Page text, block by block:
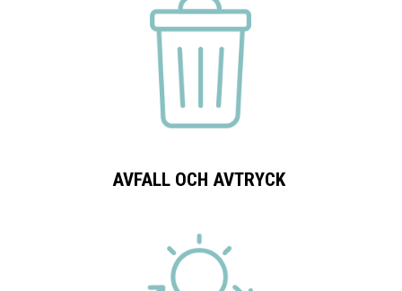
AVFALL OCH AVTRYCK